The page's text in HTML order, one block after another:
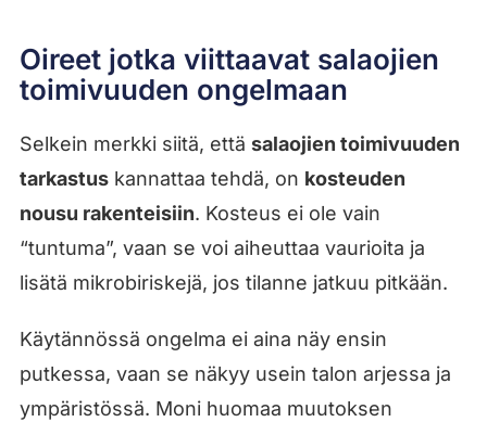
Oireet jotka viittaavat salaojien
toimivuuden ongelmaan
Selkein merkki siitä, että salaojien toimivuuden
tarkastuskannattaa tehdä, on kosteuden
nousu rakenteisiin. Kosteus ei ole vain
“tuntuma”, vaan se voi aiheuttaa vaurioita ja
lisätä mikrobiriskejä, jos tilanne jatkuu pitkään.
Käytännössä ongelma ei aina näy ensin
putkessa, vaan se näkyy usein talon arjessa ja
ympäristössä. Moni huomaa muutoksen